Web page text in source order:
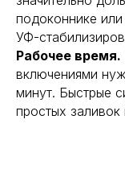
подоконнике
УФ-
Рабочее время.
включениями
минут. Быстрые
простых